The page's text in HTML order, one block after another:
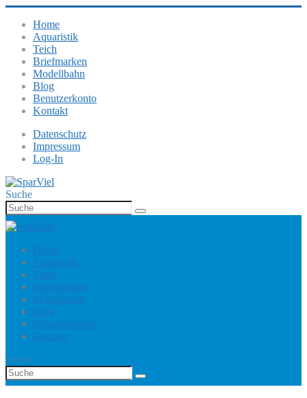
Home
Aquaristik
Teich
Briefmarken
Modellbahn
Blog
Benutzerkonto
Kontakt
Datenschutz
Impressum
Log-In
Suche
Home
Aquaristik
Teich
Briefmarken
Modellbahn
Blog
Benutzerkonto
Kontakt
Suche